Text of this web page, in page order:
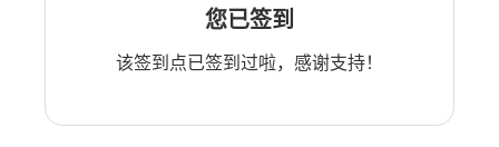
您已签到
该签到点已签到过啦，感谢支持！